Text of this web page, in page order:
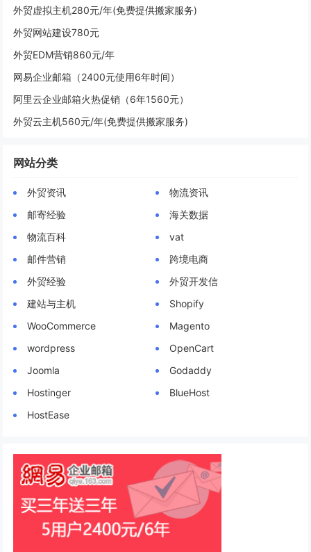
外贸虚拟主机280元/年(免费提供搬家服务)
外贸网站建设780元
外贸EDM营销860元/年
网易企业邮箱（2400元使用6年时间）
阿里云企业邮箱火热促销（6年1560元）
外贸云主机560元/年(免费提供搬家服务)
网站分类
外贸资讯
物流资讯
邮寄经验
海关数据
物流百科
vat
邮件营销
跨境电商
外贸经验
外贸开发信
建站与主机
Shopify
WooCommerce
Magento
wordpress
OpenCart
Joomla
Godaddy
Hostinger
BlueHost
HostEase